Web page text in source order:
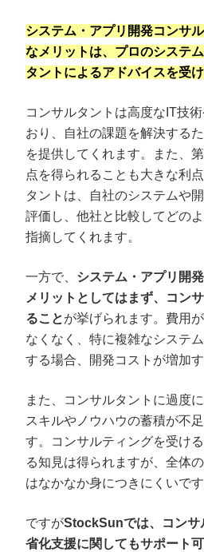
システム・アプリ開発コンサ
なメリットは、プロのシステ
タントによるアドバイスを受
コンサルタントは高度なIT技
おり、自社の課題を解決する
を提供してくれます。また、
点を得られることも大きな利
タントは、自社のシステムや
評価し、他社と比較してどの
指摘してくれます。
一方で、 システム・アプリ開
メリットとしてはまず、コン
ることが挙げられます。費用
なくなく、特に複雑なシステ
する場合、開発コストが増加
また、コンサルタントに過度
スキルやノウハウの蓄積が不
す。コンサルティングを受け
る知見は得られますが、全体
はなかなか身につきにくいです
ですがStockSunでは、コンサ
省化支援に関してもサポート